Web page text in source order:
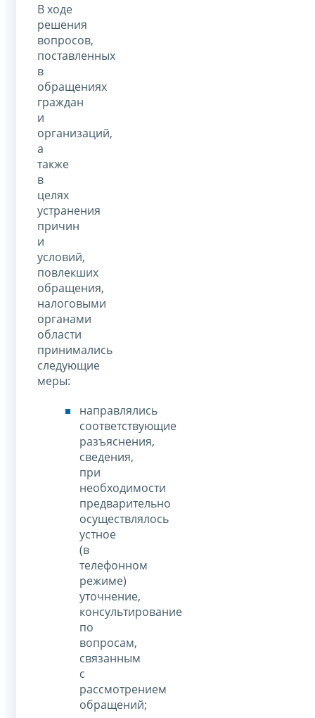
В ходе
решения
вопросов,
поставленных
в
обращениях
граждан
и
организаций,
а
также
в
целях
устранения
причин
и
условий,
повлекших
обращения,
налоговыми
органами
области
принимались
следующие
меры:
направлялись
соответствующие
разъяснения,
сведения,
при
необходимости
предварительно
осуществлялось
устное
(в
телефонном
режиме)
уточнение,
консультирование
по
вопросам,
связанным
с
рассмотрением
обращений;